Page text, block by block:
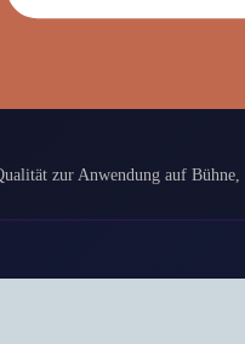
zur Anwendung auf Bühne,